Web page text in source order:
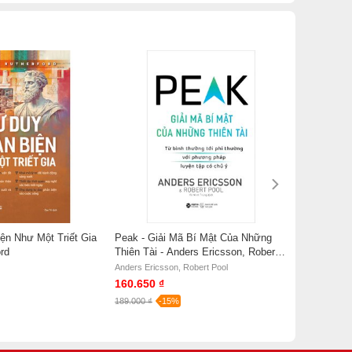
Như Một Triết Gia
Peak - Giải Mã Bí Mật Của Những
Thiên Tài - Anders Ericsson, Robert
Pool
Anders Ericsson, Robert Pool
160.650 ₫
189.000 ₫ -15%